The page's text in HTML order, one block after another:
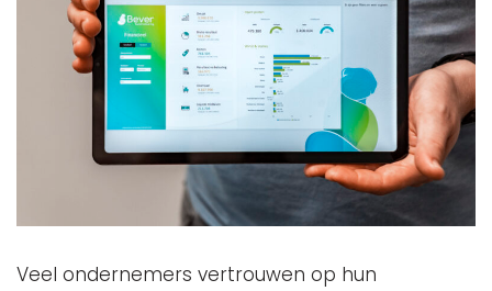
Veel ondernemers vertrouwen op hun